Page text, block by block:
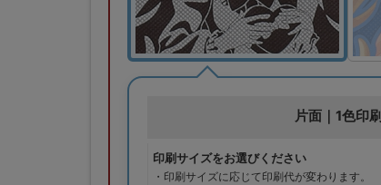
片面｜1色印刷
印刷サイズをお選びください
・印刷サイズに応じて印刷代が変わります。